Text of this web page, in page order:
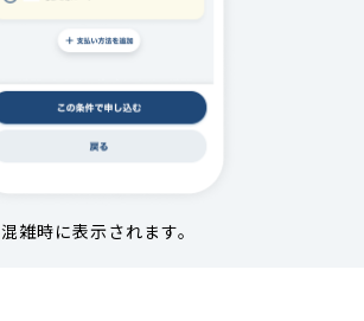
混雑時に表示されます。